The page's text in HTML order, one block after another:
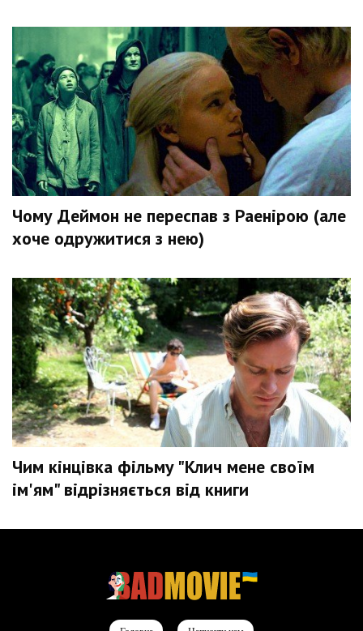
Чому Деймон не переспав з Раенірою (але
хоче одружитися з нею)
Чим кінцівка фільму "Клич мене своїм
ім'ям" відрізняється від книги